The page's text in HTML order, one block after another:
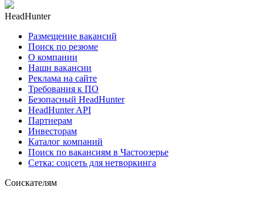
HeadHunter
Размещение вакансий
Поиск по резюме
О компании
Наши вакансии
Реклама на сайте
Требования к ПО
Безопасный HeadHunter
HeadHunter API
Партнерам
Инвесторам
Каталог компаний
Поиск по вакансиям в Частоозерье
Сетка: соцсеть для нетворкинга
Соискателям